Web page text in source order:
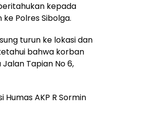
kepada
Polres Sibolga.
turun ke lokasi dan
bahwa korban
Tapian No 6,
Humas AKP R Sormin